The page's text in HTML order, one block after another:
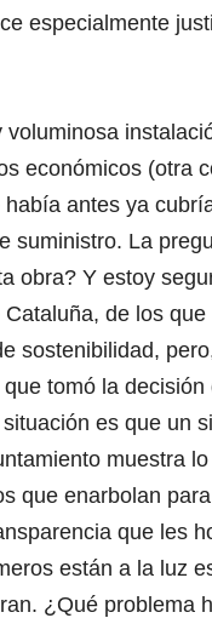
especialmente
económicos (otra
antes ya
suministro. La
obra? Y estoy
de los
sostenibilidad,
tomó la
es que un
muestra
que enarbolan
que les
están a la luz
¿Qué problema